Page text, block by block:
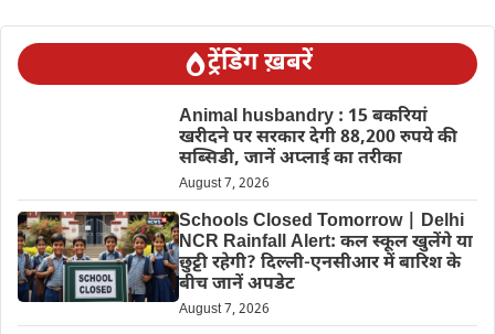
ट्रेंडिंग ख़बरें
Animal husbandry : 15 बकरियां
खरीदने पर सरकार देगी 88,200 रुपये की
सब्सिडी, जानें अप्लाई का तरीका
August 7, 2026
Schools Closed Tomorrow | Delhi
NCR Rainfall Alert: कल स्कूल खुलेंगे या
छुट्टी रहेगी? दिल्ली-एनसीआर में बारिश के
बीच जानें अपडेट
August 7, 2026